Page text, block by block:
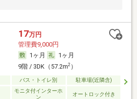
17万円
管理費9,000円
1ヶ月
1ヶ月
9階 / 3DK（57.2m2）
バス・トイレ別 駐車場(近隣含)
モニタ付インターホ
ン
オートロック付き